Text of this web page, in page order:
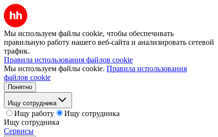
Мы используем файлы cookie, чтобы обеспечивать
правильную работу нашего веб-сайта и анализировать сетевой
трафик.
Правила использования файлов cookie
Мы используем файлы cookie. Правила использования
файлов cookie
Понятно
Ищу сотрудника
Ищу работу
Ищу сотрудника
Ищу сотрудника
Сервисы